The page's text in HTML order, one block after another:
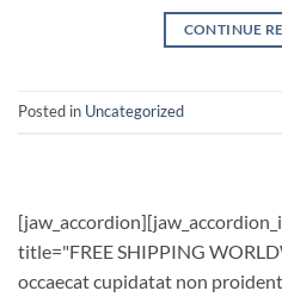
CONTINUE
Posted in Uncategorized
title="FREE SHIPPING
occaecat cupidatat non